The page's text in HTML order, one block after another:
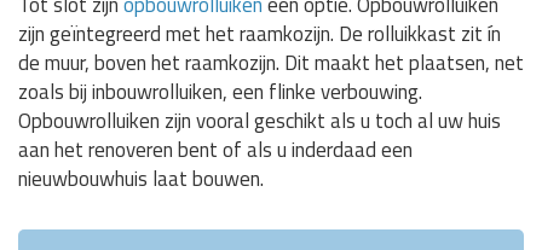
zijn geïntegreerd met het raamkozijn. De rolluikkast zit ín
de muur, boven het raamkozijn. Dit maakt het plaatsen, net
zoals bij inbouwrolluiken, een flinke verbouwing.
Opbouwrolluiken zijn vooral geschikt als u toch al uw huis
aan het renoveren bent of als u inderdaad een
nieuwbouwhuis laat bouwen.